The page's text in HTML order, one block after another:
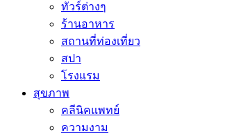
ทัวร์ต่างๆ
ร้านอาหาร
สถานที่ท่องเที่ยว
สปา
โรงแรม
สุขภาพ
คลีนิคแพทย์
ความงาม